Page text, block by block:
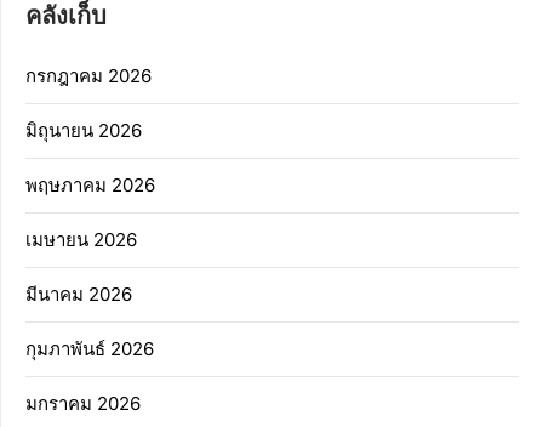
คลังเก็บ
กรกฎาคม 2026
มิถุนายน 2026
พฤษภาคม 2026
เมษายน 2026
มีนาคม 2026
กุมภาพันธ์ 2026
มกราคม 2026